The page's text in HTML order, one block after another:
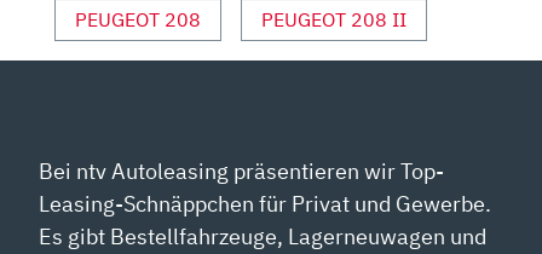
PEUGEOT 208 PEUGEOT 208 II
Bei ntv Autoleasing präsentieren wir Top-
Leasing-Schnäppchen für Privat und Gewerbe.
Es gibt Bestellfahrzeuge, Lagerneuwagen und